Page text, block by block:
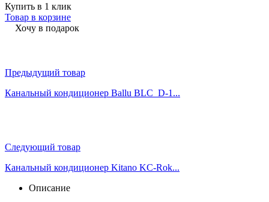
Купить в 1 клик
Товар в корзине
Хочу в подарок
Предыдущий товар
Канальный кондиционер Ballu BLC_D-1...
Следующий товар
Канальный кондиционер Kitano KC-Rok...
Описание